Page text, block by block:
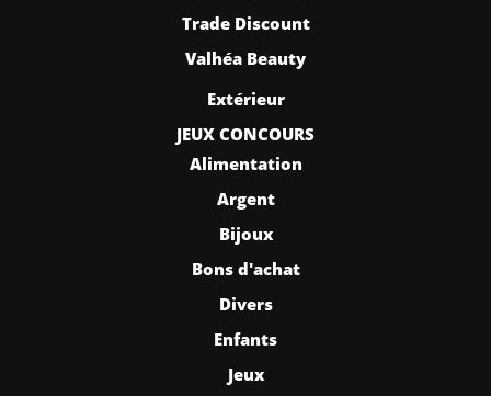
Trade Discount
Valhéa Beauty
Extérieur
JEUX CONCOURS
Alimentation
Argent
Bijoux
Bons d'achat
Divers
Enfants
Jeux